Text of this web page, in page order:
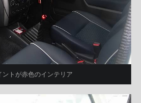
ントが赤色のインテリア